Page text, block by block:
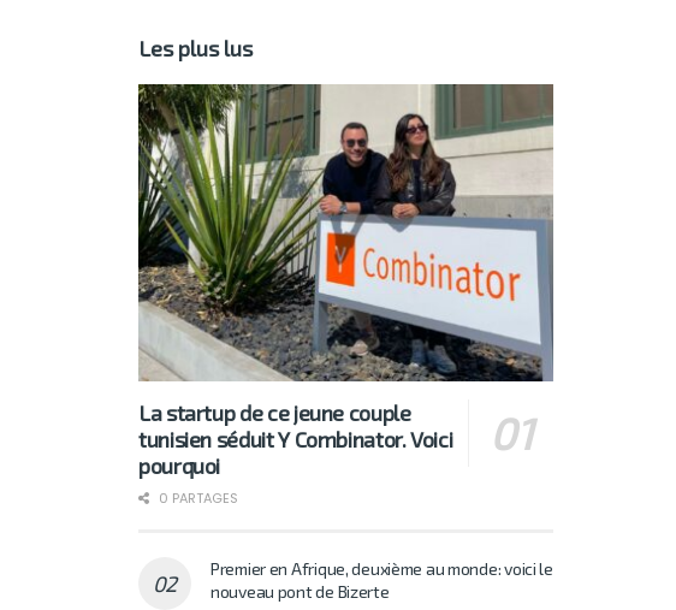
Les plus lus
La startup de ce jeune couple
tunisien séduit Y Combinator. Voici
pourquoi
0 PARTAGES
Premier en Afrique, deuxième au monde: voici le
nouveau pont de Bizerte